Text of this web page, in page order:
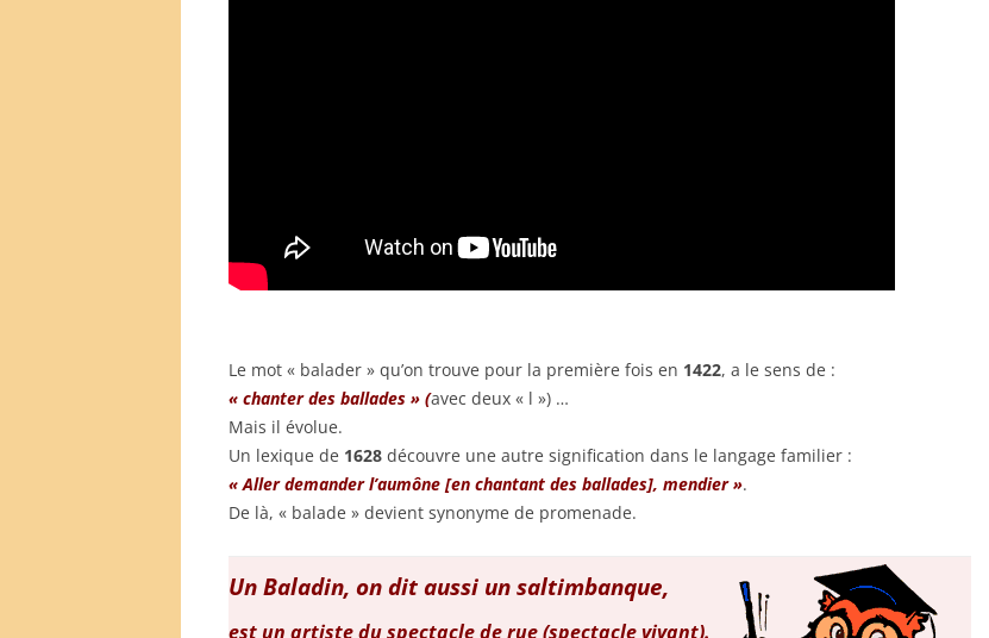
Le mot « balader » qu’on trouve pour la première fois en 1422, a le sens de :
« chanter des ballades » (avec deux « l ») …
Mais il évolue.
Un lexique de 1628 découvre une autre signification dans le langage familier :
« Aller demander l’aumône [en chantant des ballades], mendier ».
De là, « balade » devient synonyme de promenade.
Un Baladin, on dit aussi un saltimbanque,
est un artiste du spectacle de rue (spectacle vivant).